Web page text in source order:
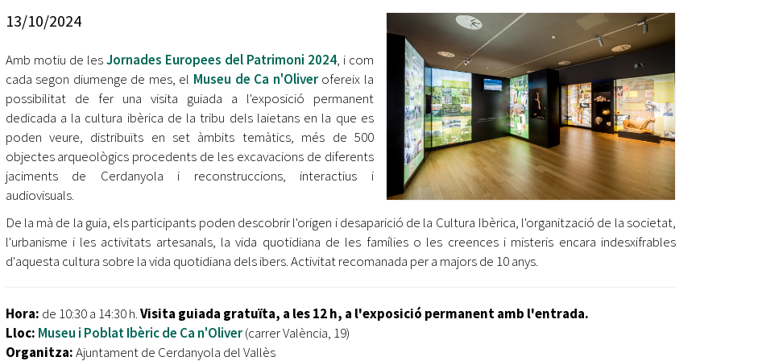
Ètica i Integritat
Retiment de Comptes
Accés a Informació Pública
Dades Obertes
Catàleg de Serveis i Tràmits
jove 2026
Cerdanyola opta a més de 5 milions d'euros del Pla de
Barris per transformar les Fontetes, Quatre Cantons i
l'entorn de l'avinguda Catalunya
tret de sortida al festival
L’Ajuntament reparteix ulleres gratuïtes per veure
l'eclipsi solar
Entitats
Equipaments
Mercats Municipals
Webs Municipals
13/10/2024
Amb motiu de lesJornades Europees del Patrimoni 2024, i com
cada segon diumenge de mes, el Museu de Ca n'Oliverofereix la
possibilitat de fer una visita guiada a l'exposició permanent
dedicada a la cultura ibèrica de la tribu dels laietans en la que es
poden veure, distribuïts en set àmbits temàtics, més de 500
objectes arqueològics procedents de les excavacions de diferents
jaciments de Cerdanyola i reconstruccions, interactius i
audiovisuals.
De la mà de la guia, els participants poden descobrir l'origen i desaparició de la Cultura Ibèrica, l'organització de la societat,
l'urbanisme i les activitats artesanals, la vida quotidiana de les famílies o les creences i misteris encara indesxifrables
d'aquesta cultura sobre la vida quotidiana dels ibers. Activitat recomanada per a majors de 10 anys.
Hora: de 10:30 a 14:30 h.Visita guiada gratuïta, a les 12 h, a l'exposició permanent amb l'entrada.
Lloc: Museu i Poblat Ibèric de Ca n'Oliver(carrer València, 19)
Organitza:Ajuntament de Cerdanyola del Vallès